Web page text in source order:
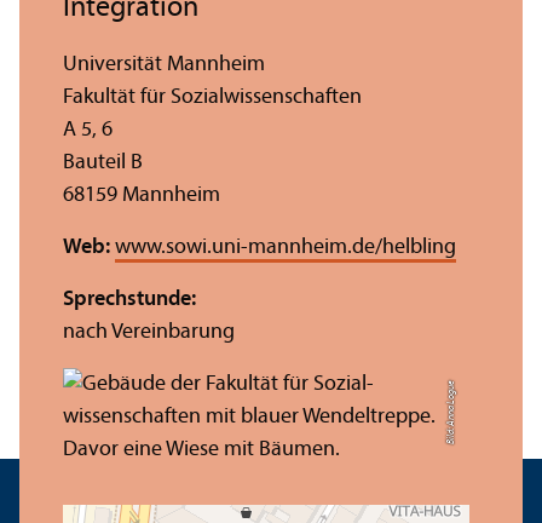
Bild: Anna Logue
Integration
Universität Mannheim
Fakultät für Sozial­wissenschaften
A 5, 6
Bauteil B
68159 Mannheim
Web: www.sowi.uni-mannheim.de/helbling
Sprechstunde:
nach Vereinbarung